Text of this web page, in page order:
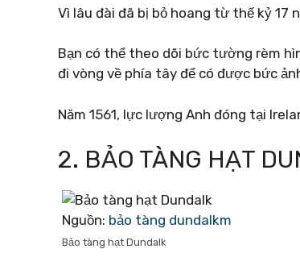
Vì lâu đài đã bị bỏ hoang từ thế kỷ 17
Bạn có thể theo dõi bức tường rèm
đi vòng về phía tây để có được bức
Năm 1561, lực lượng Anh đóng tại
2. BẢO TÀNG HẠT
Nguồn: bảo tàng dundalkm
Bảo tàng hạt Dundalk